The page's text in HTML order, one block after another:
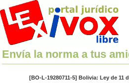
Envía la norma a tus
[BO-L-19280711-5] Bolivia: Ley de 11